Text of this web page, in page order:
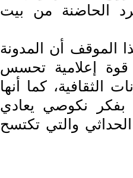
الحاضنة من بيت
الموقف أن المدونة
قوة إعلامية تحسس
الثقافية، كما أنها
بفكر نكوصي يعادي
الحداثي والتي تكتسح